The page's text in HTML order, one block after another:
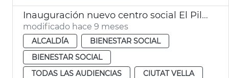
Inauguración nuevo centro social El Pilar
modificado hace 9 meses
ALCALDÍA
BIENESTAR SOCIAL
BIENESTAR SOCIAL
TODAS LAS AUDIENCIAS
CIUTAT VELLA